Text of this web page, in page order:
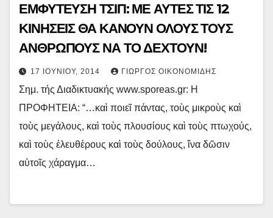
ΕΜΦΥΤΕΥΣΗ ΤΣΙΠ: ΜΕ ΑΥΤΕΣ ΤΙΣ 12
ΚΙΝΗΣΕΙΣ ΘΑ ΚΑΝΟΥΝ ΟΛΟΥΣ ΤΟΥΣ
ΑΝΘΡΩΠΟΥΣ ΝΑ ΤΟ ΔΕΧΤΟΥΝ!
17 ΙΟΥΝΊΟΥ, 2014 ΓΙΏΡΓΟΣ ΟΙΚΟΝΟΜΊΔΗΣ
Σημ. τής Διαδικτυακής www.sporeas.gr: Η
ΠΡΟΦΗΤΕΙΑ: “…καὶ ποιεῖ πάντας, τοὺς μικροὺς καὶ
τοὺς μεγάλους, καὶ τοὺς πλουσίους καὶ τοὺς πτωχούς,
καὶ τοὺς ἐλευθέρους καὶ τοὺς δούλους, ἵνα δῶσιν
αὐτοῖς χάραγμα…